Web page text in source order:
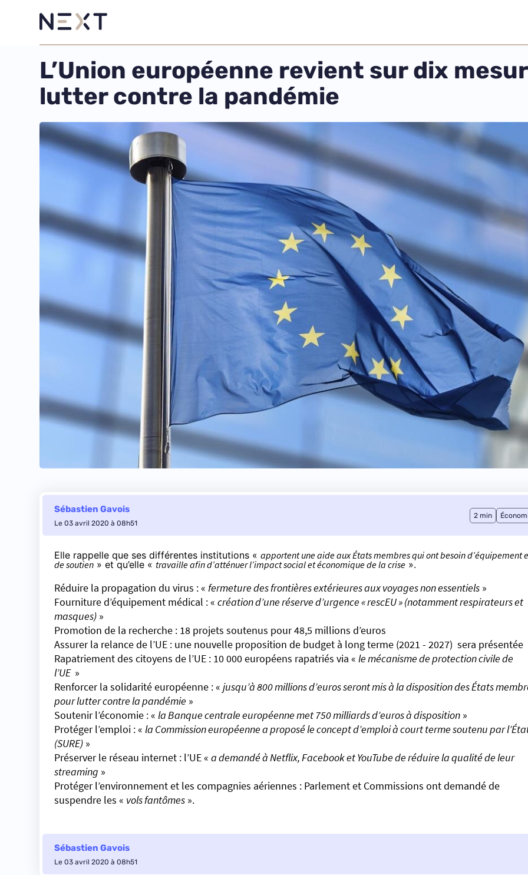
L’Union européenne revient sur dix
lutter contre la pandémie
Sébastien Gavois
Le 03 avril 2020 à 08h51
2 min
Elle rappelle que ses différentes institutions « apportent une aide aux États membres qui ont besoin d’équipement
de soutien » et qu’elle « travaille afin d’atténuer l’impact social et économique de la crise ».
Réduire la propagation du virus : « fermeture des frontières extérieures aux voyages non essentiels »
Fourniture d’équipement médical : « création d’une réserve d’urgence « rescEU » (notamment respirateurs et
masques) »
Promotion de la recherche : 18 projets soutenus pour 48,5 millions d’euros
Assurer la relance de l’UE : une nouvelle proposition de budget à long terme (2021 - 2027) sera présentée
Rapatriement des citoyens de l’UE : 10 000 européens rapatriés via « le mécanisme de protection civile de
l’UE »
Renforcer la solidarité européenne : « jusqu’à 800 millions d’euros seront mis à la disposition des États
pour lutter contre la pandémie »
Soutenir l’économie : « la Banque centrale européenne met 750 milliards d’euros à disposition »
Protéger l’emploi : « la Commission européenne a proposé le concept d’emploi à court terme soutenu par
(SURE) »
Préserver le réseau internet : l’UE « a demandé à Netflix, Facebook et YouTube de réduire la qualité de leur
streaming »
Protéger l’environnement et les compagnies aériennes : Parlement et Commissions ont demandé de
suspendre les « vols fantômes ».
Sébastien Gavois
Le 03 avril 2020 à 08h51